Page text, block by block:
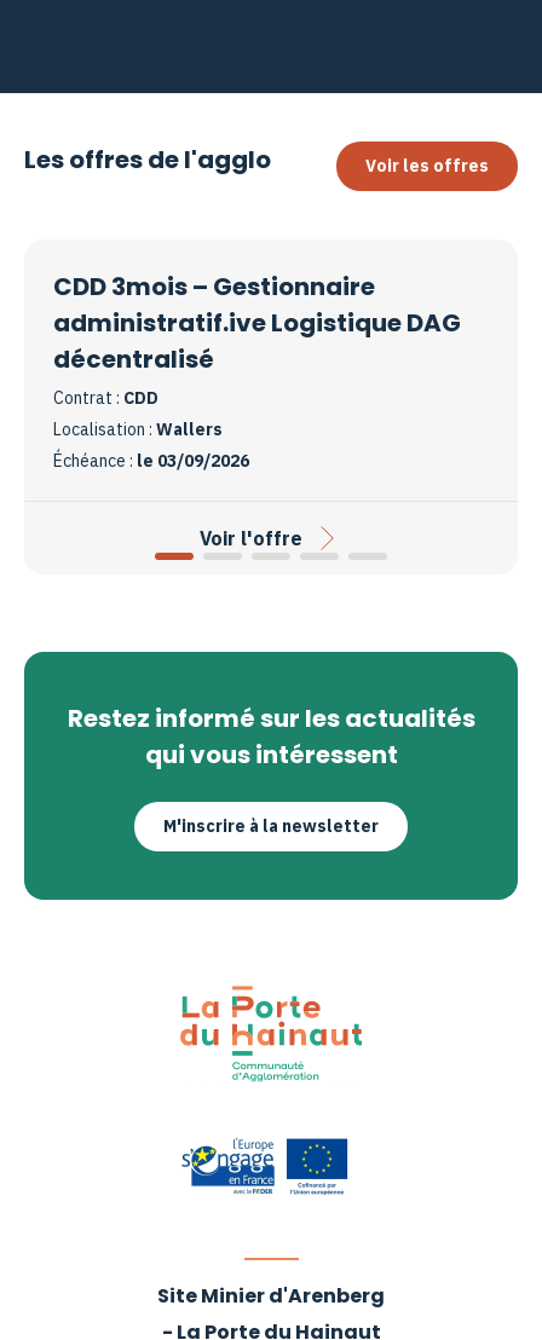
Les offres de l'agglo Voir les offres
CDD 3mois – Gestionnaire
administratif.ive Logistique DAG
décentralisé
Contrat : CDD
Localisation : Wallers
Échéance : le 03/09/2026
Voir l'offre
Restez informé sur les actualités
qui vous intéressent
M'inscrire à la newsletter
Site Minier d'Arenberg
- La Porte du Hainaut